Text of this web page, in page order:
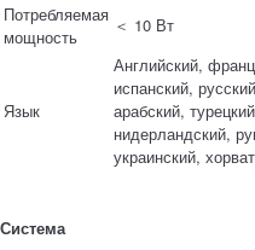
Потребляемая
мощность
＜ 10 Вт
Язык
Английский,
испанский,
арабский,
нидерландский,
украинский,
Система